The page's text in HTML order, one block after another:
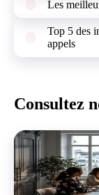
Les
Top 5 des
appels
Consultez